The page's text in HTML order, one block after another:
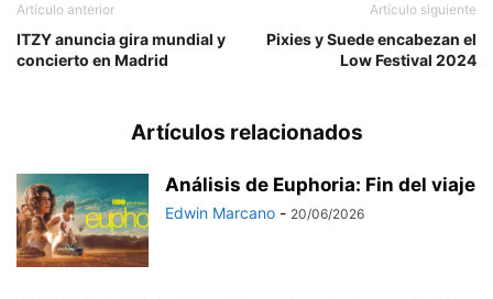
Artículo anterior
ITZY anuncia gira mundial y
concierto en Madrid
Artículo siguiente
Pixies y Suede encabezan el
Low Festival 2024
Artículos relacionados
Análisis de Euphoria: Fin del viaje
Edwin Marcano - 20/06/2026